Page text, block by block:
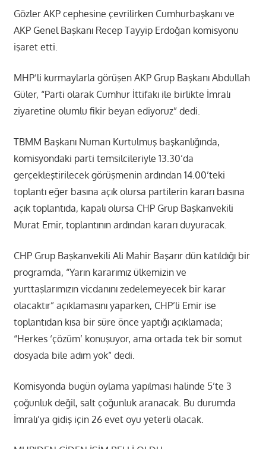
Gözler AKP cephesine çevrilirken Cumhurbaşkanı ve
AKP Genel Başkanı Recep Tayyip Erdoğan komisyonu
işaret etti.
MHP’li kurmaylarla görüşen AKP Grup Başkanı Abdullah
Güler, “Parti olarak Cumhur İttifakı ile birlikte İmralı
ziyaretine olumlu fikir beyan ediyoruz” dedi.
TBMM Başkanı Numan Kurtulmuş başkanlığında,
komisyondaki parti temsilcileriyle 13.30’da
gerçekleştirilecek görüşmenin ardından 14.00’teki
toplantı eğer basına açık olursa partilerin kararı basına
açık toplantıda, kapalı olursa CHP Grup Başkanvekili
Murat Emir, toplantının ardından kararı duyuracak.
CHP Grup Başkanvekili Ali Mahir Başarır dün katıldığı bir
programda, “Yarın kararımız ülkemizin ve
yurttaşlarımızın vicdanını zedelemeyecek bir karar
olacaktır” açıklamasını yaparken, CHP’li Emir ise
toplantıdan kısa bir süre önce yaptığı açıklamada;
“Herkes ‘çözüm’ konuşuyor, ama ortada tek bir somut
dosyada bile adım yok” dedi.
Komisyonda bugün oylama yapılması halinde 5’te 3
çoğunluk değil, salt çoğunluk aranacak. Bu durumda
İmralı’ya gidiş için 26 evet oyu yeterli olacak.